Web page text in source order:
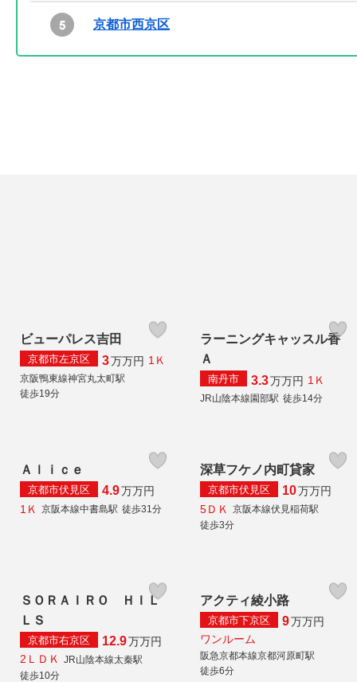
京都市西京区
ビューパレス吉田
京都市左京区 3万万円 1Ｋ
京阪鴨東線神宮丸太町駅
徒歩19分
ラーニングキャッスル香
Ａ
南丹市 3.3万万円 1Ｋ
JR山陰本線園部駅 徒歩14分
Ａｌｉｃｅ
京都市伏見区 4.9万万円
1Ｋ
京阪本線中書島駅 徒歩31分
深草フケノ内町貸家
京都市伏見区 10万万円
5ＤＫ
京阪本線伏見稲荷駅
徒歩3分
ＳＯＲＡＩＲＯ ＨＩＬ
ＬＳ
京都市右京区 12.9万万円
2ＬＤＫ JR山陰本線太秦駅
徒歩10分
アクティ綾小路
京都市下京区 9万万円
ワンルーム
阪急京都本線京都河原町駅
徒歩6分